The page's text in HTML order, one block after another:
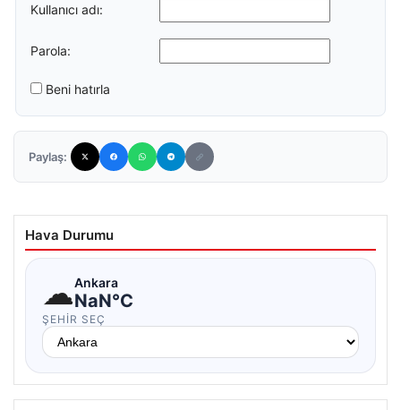
Kullanıcı adı:
Parola:
Beni hatırla
Paylaş:
Hava Durumu
☁Ankara
NaN°C
ŞEHIR SEÇ